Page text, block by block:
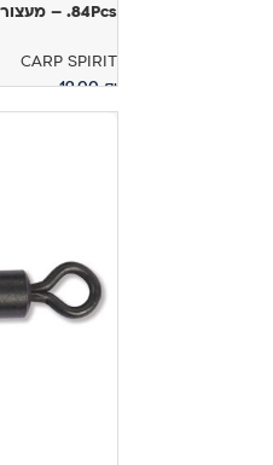
84Pcs. – מעצור מאריך לבויליז
CARP SPIRIT
19.00₪